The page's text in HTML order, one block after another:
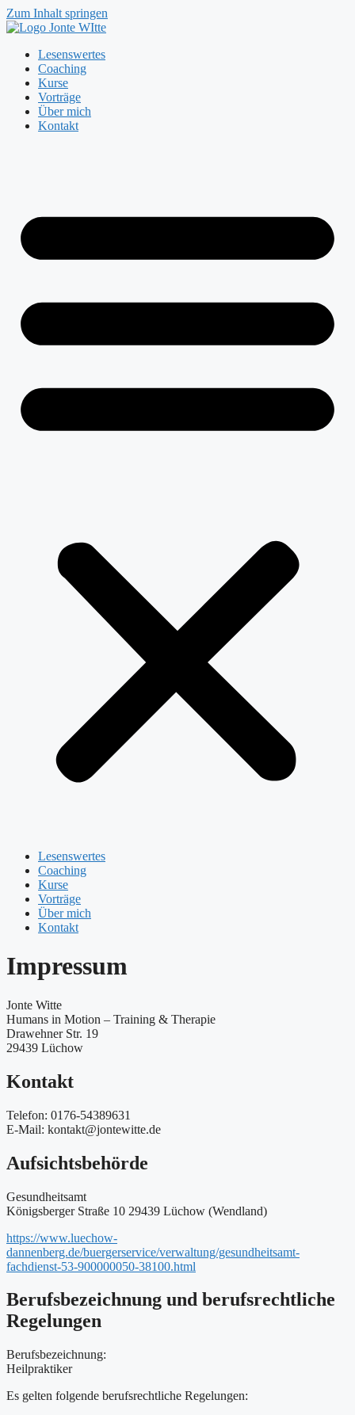
Zum Inhalt springen
Lesenswertes
Coaching
Kurse
Vorträge
Über mich
Kontakt
Lesenswertes
Coaching
Kurse
Vorträge
Über mich
Kontakt
Impressum
Jonte Witte
Humans in Motion – Training & Therapie
Drawehner Str. 19
29439 Lüchow
Kontakt
Telefon: 0176-54389631
E-Mail: kontakt@jontewitte.de
Aufsichtsbehörde
Gesundheitsamt
Königsberger Straße 10 29439 Lüchow (Wendland)
https://www.luechow-
dannenberg.de/buergerservice/verwaltung/gesundheitsamt-
fachdienst-53-900000050-38100.html
Berufsbezeichnung und berufsrechtliche
Regelungen
Berufsbezeichnung:
Heilpraktiker
Es gelten folgende berufsrechtliche Regelungen: